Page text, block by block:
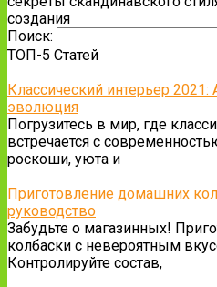
создания
Поиск:
ТОП-5 Статей
Классический интерьер
эволюция
Погрузитесь в мир, где
встречается с
роскоши, уюта и
Приготовление домашних
руководство
Забудьте о магазинных!
колбаски с невероятным
Контролируйте состав,